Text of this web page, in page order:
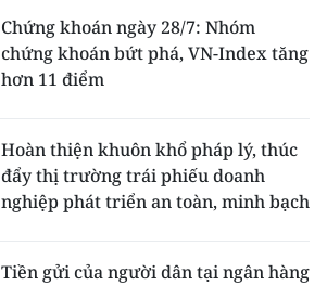
Chứng khoán ngày 28/7: Nhóm
chứng khoán bứt phá, VN-Index tăng
hơn 11 điểm
Hoàn thiện khuôn khổ pháp lý, thúc
đẩy thị trường trái phiếu doanh
nghiệp phát triển an toàn, minh bạch
Tiền gửi của người dân tại ngân hàng